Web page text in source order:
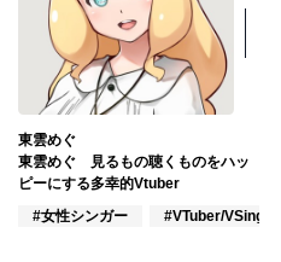
東雲めぐ
東雲めぐ 見るもの聴くものをハッ
ピーにする多幸的Vtuber
#女性シンガー
#VTuber/VSinger